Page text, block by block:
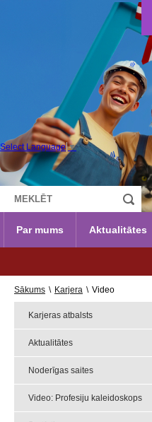
Select Language ▼
Par mums Aktualitātes
Sākums \ Karjera \ Video
Karjeras atbalsts
Aktualitātes
Noderīgas saites
Video: Profesiju kaleidoskops